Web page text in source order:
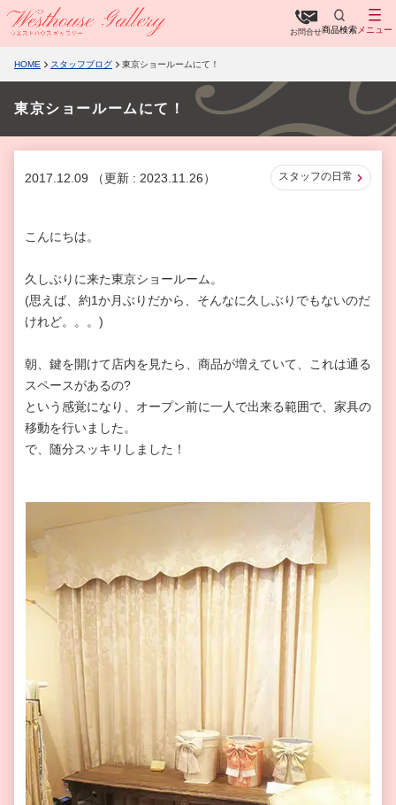
お問合せ商品検索 メニュー
HOME スタッフブログ 東京ショールームにて！
東京ショールームにて！
2017.12.09 （更新 : 2023.11.26） スタッフの日常
こんにちは。
久しぶりに来た東京ショールーム。
(思えば、約1か月ぶりだから、そんなに久しぶりでもないのだ
けれど。。。)
朝、鍵を開けて店内を見たら、商品が増えていて、これは通る
スペースがあるの?
という感覚になり、オープン前に一人で出来る範囲で、家具の
移動を行いました。
で、随分スッキリしました！